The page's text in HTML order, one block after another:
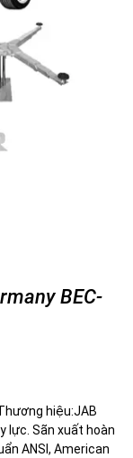
BEC-
hiệu:JAB
lực. Sãn xuất hoàn
ANSI, American